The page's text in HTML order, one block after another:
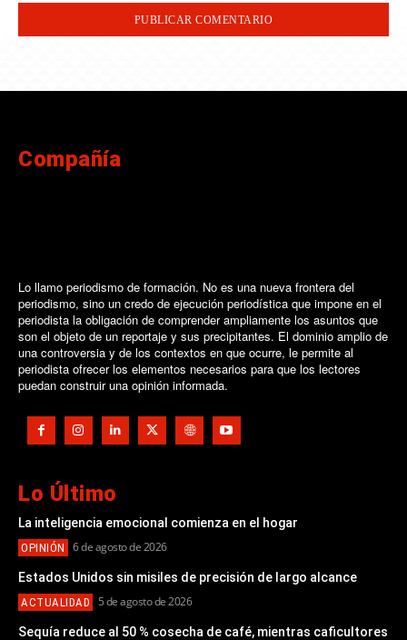
Compañía
Lo llamo periodismo de formación. No es una nueva frontera del
periodismo, sino un credo de ejecución periodística que impone en el
periodista la obligación de comprender ampliamente los asuntos que
son el objeto de un reportaje y sus precipitantes. El dominio amplio de
una controversia y de los contextos en que ocurre, le permite al
periodista ofrecer los elementos necesarios para que los lectores
puedan construir una opinión informada.
Lo Último
La inteligencia emocional comienza en el hogar
OPINIÓN 6 de agosto de 2026
Estados Unidos sin misiles de precisión de largo alcance
ACTUALIDAD 5 de agosto de 2026
Sequía reduce al 50 % cosecha de café, mientras caficultores